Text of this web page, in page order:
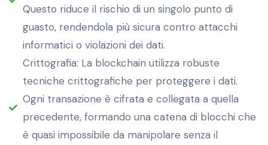
Questo riduce il rischio di un singolo punto di
guasto, rendendola più sicura contro attacchi
informatici o violazioni dei dati.
Crittografia: La blockchain utilizza robuste
tecniche crittografiche per proteggere i dati.
Ogni transazione è cifrata e collegata a quella
precedente, formando una catena di blocchi che
è quasi impossibile da manipolare senza il